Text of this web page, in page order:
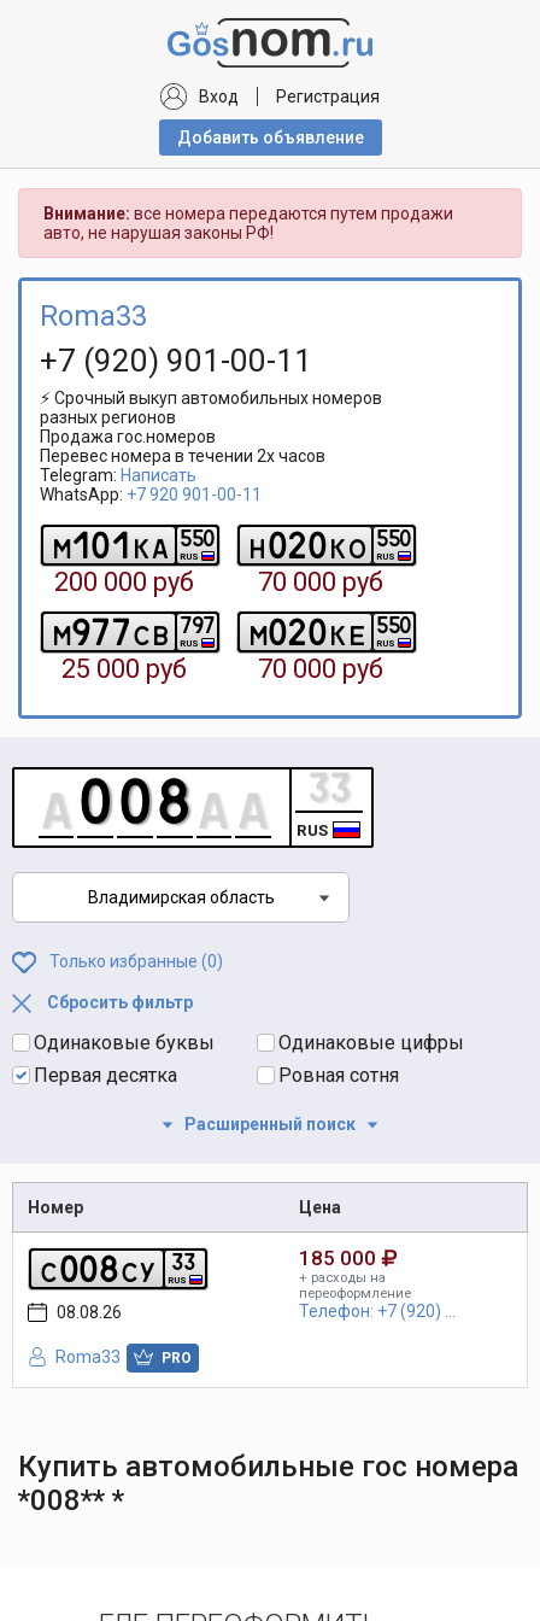
Вход Регистрация
Добавить объявлениe
Внимание: все номера передаются путем продажи
авто, не нарушая законы РФ!
Roma33
+7 (920) 901-00-11
⚡ Срочный выкуп автомобильных номеров
разных регионов
Продажа гос.номеров
Перевес номера в течении 2х часов
Telegram: Написать
WhatsApp: +7 920 901-00-11
m101ka RUS
550
200 000 руб
h020ko RUS
550
70 000 руб
m977cb RUS
797
25 000 руб
m020k e RUS
550
70 000 руб
RUS
Владимирская область
Только избранные (0)
Сбросить фильтр
Одинаковые буквы
Одинаковые цифры
Первая десятка
Ровная сотня
Расширенный поиск
Номер Цена
c008cy RUS
33
08.08.26
Roma33 PRO
185 000
+ расходы на
переоформление
Телефон: +7 (920) ...
Купить автомобильные гос номера
*008** *